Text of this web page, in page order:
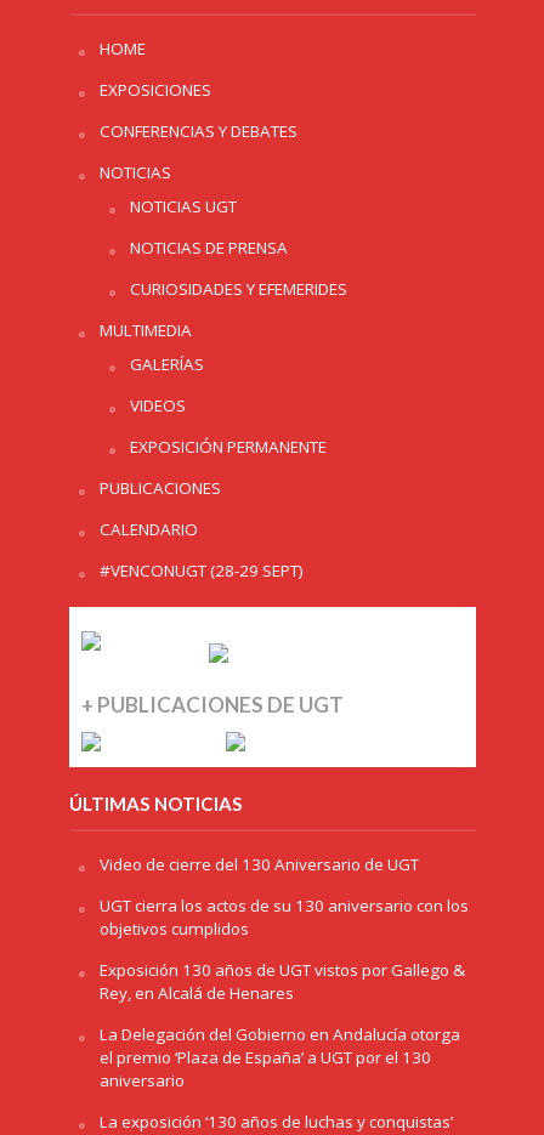
HOME
EXPOSICIONES
CONFERENCIAS Y DEBATES
NOTICIAS
NOTICIAS UGT
NOTICIAS DE PRENSA
CURIOSIDADES Y EFEMERIDES
MULTIMEDIA
GALERÍAS
VIDEOS
EXPOSICIÓN PERMANENTE
PUBLICACIONES
CALENDARIO
#VENCONUGT (28-29 SEPT)
+ PUBLICACIONES DE UGT
ÚLTIMAS NOTICIAS
Video de cierre del 130 Aniversario de UGT
UGT cierra los actos de su 130 aniversario con los
objetivos cumplidos
Exposición 130 años de UGT vistos por Gallego &
Rey, en Alcalá de Henares
La Delegación del Gobierno en Andalucía otorga
el premio ‘Plaza de España’ a UGT por el 130
aniversario
La exposición ‘130 años de luchas y conquistas’